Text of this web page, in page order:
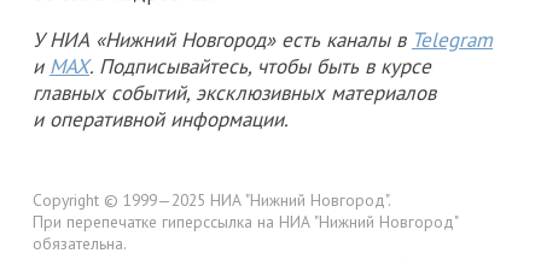
У НИА «Нижний Новгород» есть каналы в Telegram
и MAX. Подписывайтесь, чтобы быть в курсе
главных событий, эксклюзивных материалов
и оперативной информации.
Copyright © 1999—2025 НИА "Нижний Новгород".
При перепечатке гиперссылка на НИА "Нижний Новгород"
обязательна.